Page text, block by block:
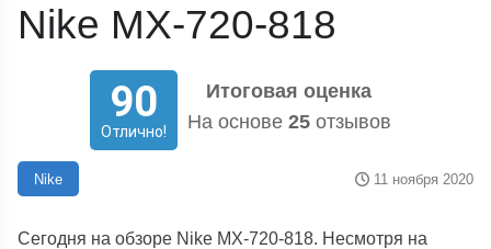
Nike MX-720-818
90
Отлично!
Итоговая оценка
На основе 25отзывов
Nike 11 ноября 2020
Сегодня на обзоре Nike MX-720-818. Несмотря на